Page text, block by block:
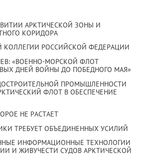
АРКТИЧЕСКОЙ ЗОНЫ И
КОРИДОРА
КОЛЛЕГИИ РОССИЙСКОЙ ФЕДЕРАЦИИ
«ВОЕННО-МОРСКОЙ ФЛОТ
ДНЕЙ ВОЙНЫ ДО ПОБЕДНОГО МАЯ»
ПРОМЫШЛЕННОСТИ
ФЛОТ В ОБЕСПЕЧЕНИЕ
НЕ РАСТАЕТ
ТРЕБУЕТ ОБЪЕДИНЕННЫХ УСИЛИЙ
ИНФОРМАЦИОННЫЕ ТЕХНОЛОГИИ
И ЖИВУЧЕСТИ СУДОВ АРКТИЧЕСКОЙ